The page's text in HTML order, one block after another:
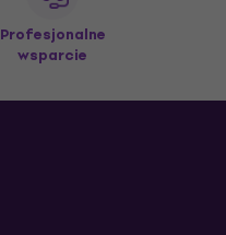
Profesjonalne
wsparcie